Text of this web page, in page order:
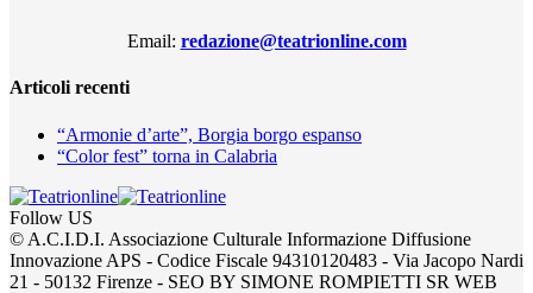
Email: redazione@teatrionline.com
Articoli recenti
“Armonie d’arte”, Borgia borgo espanso
“Color fest” torna in Calabria
Follow US
© A.C.I.D.I. Associazione Culturale Informazione Diffusione
Innovazione APS - Codice Fiscale 94310120483 - Via Jacopo Nardi
21 - 50132 Firenze - SEO BY SIMONE ROMPIETTI SR WEB